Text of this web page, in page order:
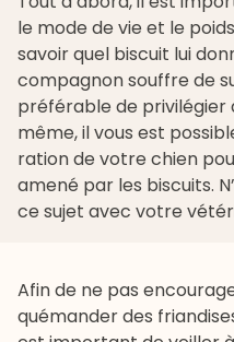
le mode de vie et le
savoir quel biscuit lui
compagnon souffre de
préférable de privilégier
même, il vous est
ration de votre chien
amené par les biscuits.
ce sujet avec votre
Afin de ne pas
quémander des